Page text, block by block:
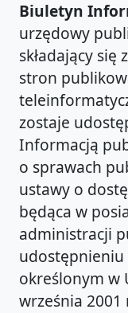
Biuletyn
urzędowy
składający
stron
zostaje
Informacją
o sprawach
ustawy o
będąca w
administracji
udostępnieniu
określonym w
września 2001